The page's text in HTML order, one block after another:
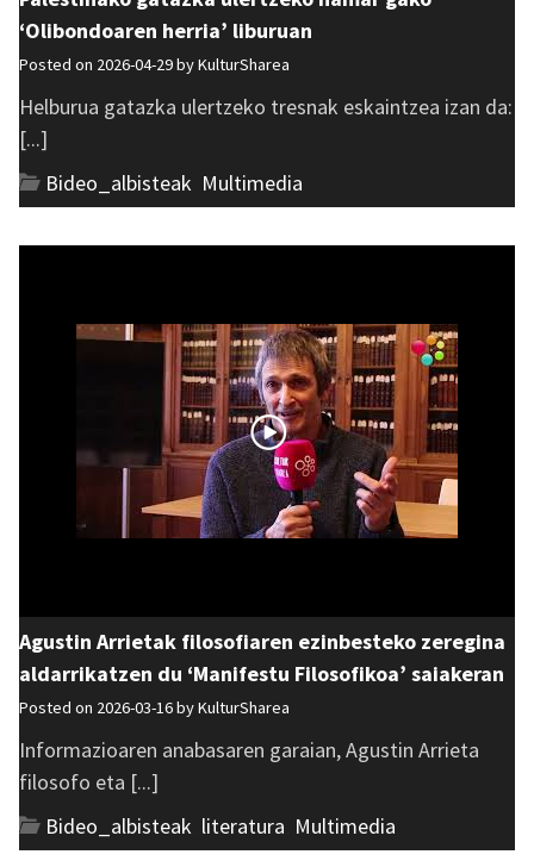
‘Olibondoaren herria’ liburuan
Posted on 2026-04-29 byKulturSharea
Helburua gatazka ulertzeko tresnak eskaintzea izan da:
[...]
Bideo_albisteak Multimedia
Agustin Arrietak filosofiaren ezinbesteko zeregina
aldarrikatzen du ‘Manifestu Filosofikoa’ saiakeran
Posted on 2026-03-16 byKulturSharea
Informazioaren anabasaren garaian, Agustin Arrieta
filosofo eta [...]
Bideo_albisteak literatura Multimedia